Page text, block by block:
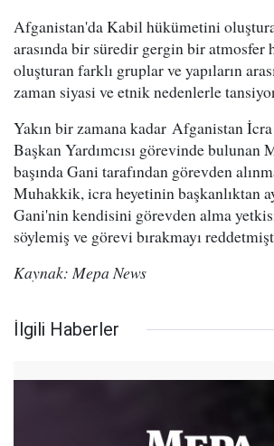
Afganistan'da Kabil hükümetini
arasında bir süredir gergin bir
oluşturan farklı gruplar ve yapıların
zaman siyasi ve etnik nedenlerle
Yakın bir zamana kadar Afganistan
Başkan Yardımcısı görevinde bulunan
başında Gani tarafından görevden
Muhakkik, icra heyetinin başkanlıktan
Gani'nin kendisini görevden alma
söylemiş ve görevi bırakmayı
Kaynak: Mepa News
İlgili Haberler